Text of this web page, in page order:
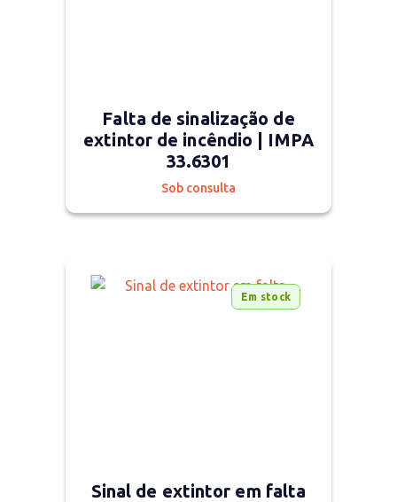
Falta de sinalização de
extintor de incêndio | IMPA
33.6301
Sob consulta
Em stock
Sinal de extintor em falta